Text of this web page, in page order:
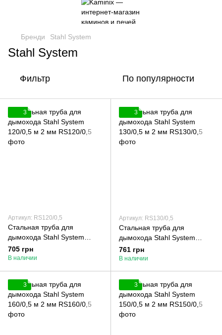
Бренди Stahl System
Stahl System
Фильтр По популярности
3
Артикул: RS120/0,5
Стальная труба для
дымохода Stahl System
120/0,5 м 2 мм
705 грн
В наличии
3
Артикул: RS130/0,5
Стальная труба для
дымохода Stahl System
130/0,5 м 2 мм
761 грн
В наличии
3 3